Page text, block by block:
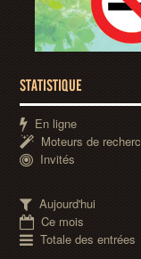
STATISTIQUE
En ligne
Moteurs de
Invités
Aujourd'hui
Ce mois
Totale des entrées